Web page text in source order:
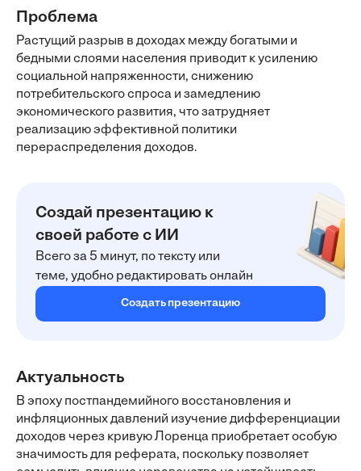
Проблема
Растущий разрыв в доходах между богатыми и
бедными слоями населения приводит к усилению
социальной напряженности, снижению
потребительского спроса и замедлению
экономического развития, что затрудняет
реализацию эффективной политики
перераспределения доходов.
Создай презентацию к
своей работе с ИИ
Всего за 5 минут, по тексту или
теме, удобно редактировать онлайн
Создать презентацию
Актуальность
В эпоху постпандемийного восстановления и
инфляционных давлений изучение дифференциации
доходов через кривую Лоренца приобретает особую
значимость для реферата, поскольку позволяет